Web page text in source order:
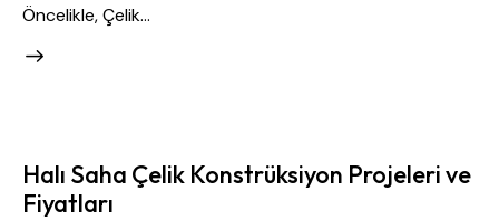
Öncelikle, Çelik…
Halı Saha Çelik Konstrüksiyon Projeleri ve
Fiyatları